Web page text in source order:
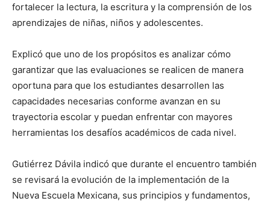
fortalecer la lectura, la escritura y la comprensión de los
aprendizajes de niñas, niños y adolescentes.
Explicó que uno de los propósitos es analizar cómo
garantizar que las evaluaciones se realicen de manera
oportuna para que los estudiantes desarrollen las
capacidades necesarias conforme avanzan en su
trayectoria escolar y puedan enfrentar con mayores
herramientas los desafíos académicos de cada nivel.
Gutiérrez Dávila indicó que durante el encuentro también
se revisará la evolución de la implementación de la
Nueva Escuela Mexicana, sus principios y fundamentos,